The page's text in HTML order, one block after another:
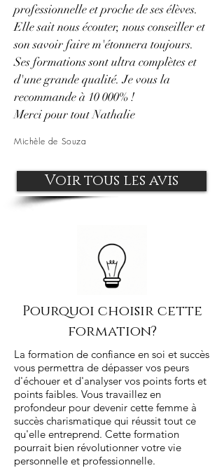
professionnelle et proche de ses élèves.
Elle sait nous écouter, nous conseiller et
son savoir faire m'étonnera toujours.
Ses formations sont ultra complètes et
d'une grande qualité. Je vous la
recommande à 10 000% !
Merci pour tout Nathalie
Michèle de Souza
Voir tous les avis
Pourquoi choisir cette
formation?
La formation de confiance en soi et succès
vous permettra de dépasser vos peurs
d'échouer et d'analyser vos points forts et
points faibles. Vous travaillez en
profondeur pour devenir cette femme à
succès charismatique qui réussit tout ce
qu'elle entreprend. Cette formation
pourrait bien révolutionner votre vie
personnelle et professionnelle.